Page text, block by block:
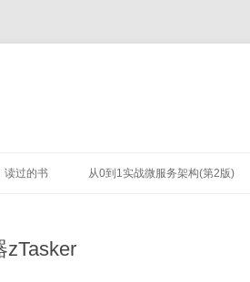
读过的书 从0到1实战微服务架构(第2版)
zTasker